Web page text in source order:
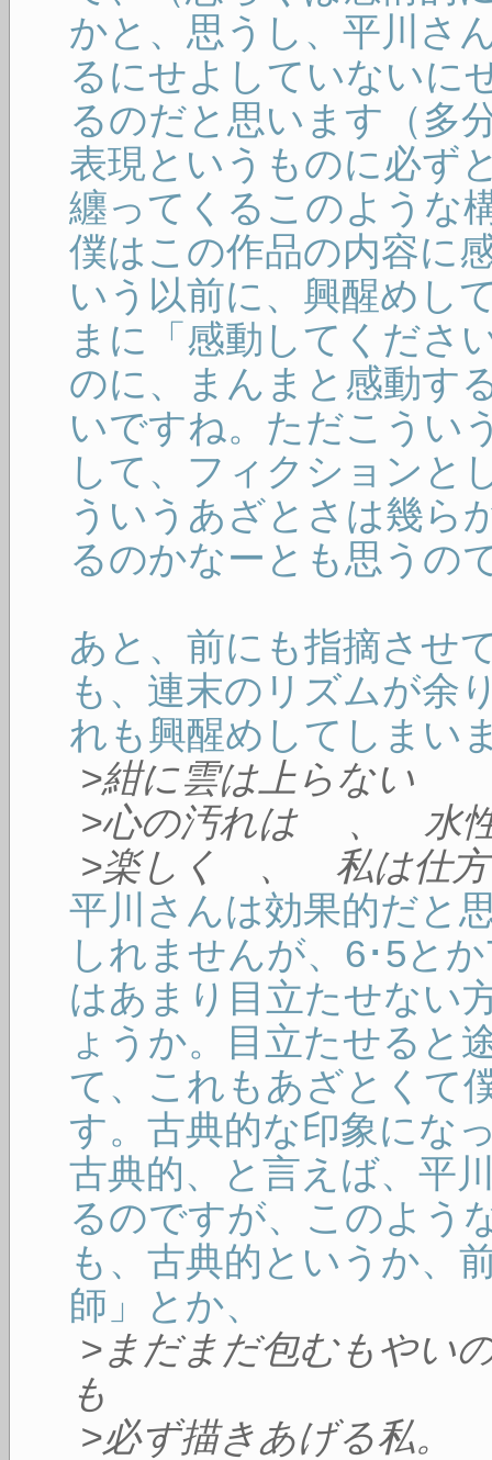
かと、思うし、平川さ
るにせよしていないに
るのだと思います（多
表現というものに必ず
纏ってくるこのような
僕はこの作品の内容に
いう以前に、興醒めし
まに「感動してくださ
のに、まんまと感動す
いですね。ただこうい
して、フィクションと
ういうあざとさは幾ら
るのかなーとも思うの
あと、前にも指摘させ
も、連末のリズムが余
れも興醒めしてしまい
>紺に雲は上らない
>心の汚れは 、 水
>楽しく 、 私は仕方
平川さんは効果的だと
しれませんが、6･5と
はあまり目立たせない
ょうか。目立たせると
て、これもあざとくて
す。古典的な印象にな
古典的、と言えば、平
るのですが、このよう
も、古典的というか、
師」とか、
>まだまだ包むもやい
も
>必ず描きあげる私。